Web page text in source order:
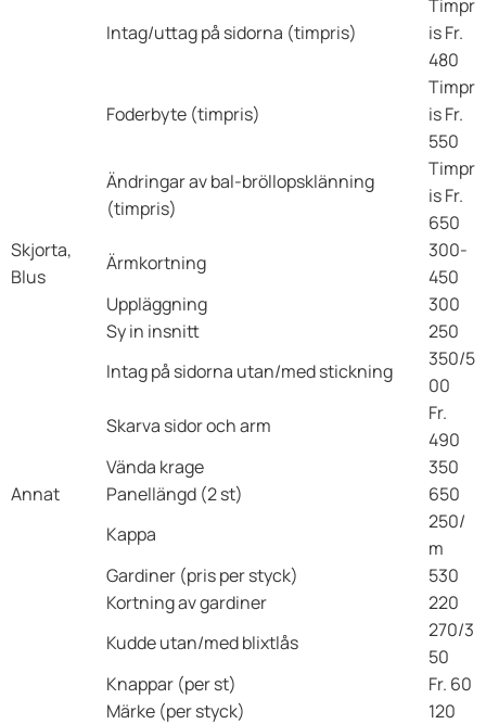
Intag/uttag på sidorna (timpris)
Timpr
is Fr.
480
Foderbyte (timpris)
Timpr
is Fr.
550
Ändringar av bal-bröllopsklänning
(timpris)
Timpr
is Fr.
650
Skjorta,
Blus
Ärmkortning
300-
450
Uppläggning
300
Sy in insnitt
250
Intag på sidorna utan/med stickning
350/5
00
Skarva sidor och arm
Fr.
490
Vända krage
350
Annat
Panellängd (2 st)
650
Kappa
250/
m
Gardiner (pris per styck)
530
Kortning av gardiner
220
Kudde utan/med blixtlås
270/3
50
Knappar (per st)
Fr. 60
Märke (per styck)
120